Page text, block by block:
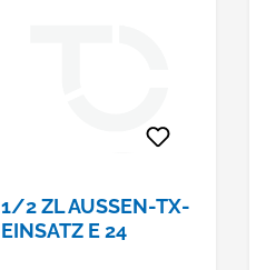
1/2 ZL AUSSEN-TX-E
INSATZ E 24